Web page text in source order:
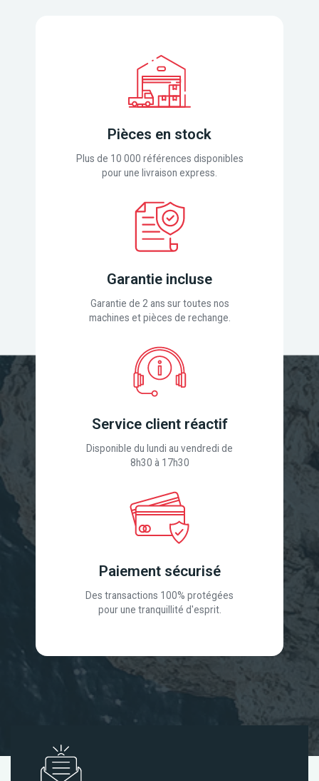
Pièces en stock
Plus de 10 000 références disponibles
pour une livraison express.
Garantie incluse
Garantie de 2 ans sur toutes nos
machines et pièces de rechange.
Service client réactif
Disponible du lundi au vendredi de
8h30 à 17h30
Paiement sécurisé
Des transactions 100% protégées
pour une tranquillité d'esprit.